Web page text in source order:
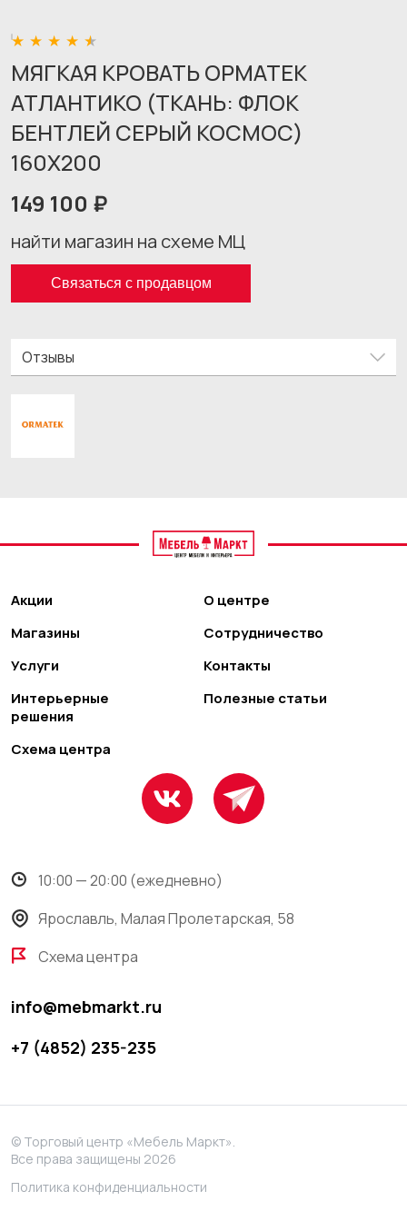
МЯГКАЯ КРОВАТЬ ОРМАТЕК
АТЛАНТИКО (ТКАНЬ: ФЛОК
БЕНТЛЕЙ СЕРЫЙ КОСМОС)
160X200
149 100 ₽
найти магазин на схеме МЦ
Связаться с продавцом
Отзывы
Акции
Магазины
Услуги
Интерьерные
решения
Схема центра
О центре
Сотрудничество
Контакты
Полезные статьи
10:00 — 20:00 (ежедневно)
Ярославль, Малая Пролетарская, 58
Схема центра
info@mebmarkt.ru
+7 (4852) 235-235
© Торговый центр «Мебель Маркт».
Все права защищены 2026
Политика конфиденциальности